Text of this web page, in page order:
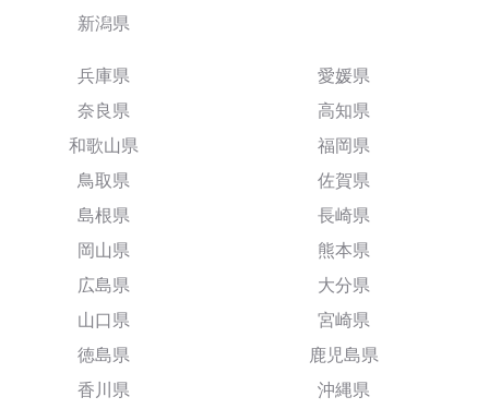
新潟県
兵庫県
奈良県
和歌山県
鳥取県
島根県
岡山県
広島県
山口県
徳島県
香川県
愛媛県
高知県
福岡県
佐賀県
長崎県
熊本県
大分県
宮崎県
鹿児島県
沖縄県